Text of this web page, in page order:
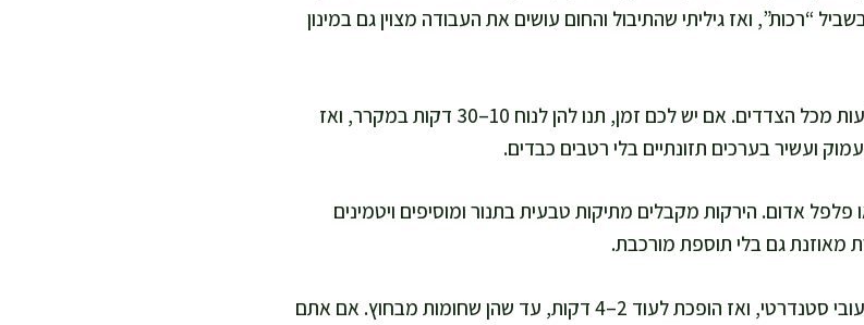
“רכות”, ואז גיליתי שהתיבול והחום עושים את העבודה מצוין גם במינון
אני מורחת את התערובת על הצלעות מכל הצדדים. אם יש לכם זמן, תנו להן לנוח 10–30 דקות במקרר, ואז
ועשיר בערכים תזונתיים בלי רטבים כבדים.
פלפל אדום. הירקות מקבלים מתיקות טבעית בתנור ומוסיפים ויטמינים
מאוזנת גם בלי תוספת מורכבת.
אני אופה 10–14 דקות לצלעות בעובי סטנדרטי, ואז הופכת לעוד 2–4 דקות, עד שהן שחומות מבחוץ. אם אתם